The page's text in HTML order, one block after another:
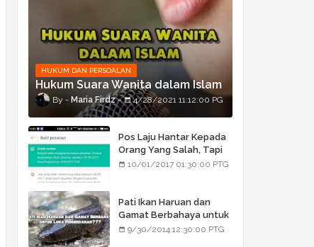
HUKUM DAN PERSOALAN
Hukum Suara Wanita dalam Islam
Maria Firdz 4/28/2021 11:12:00 PG
Pos Laju Hantar Kepada
Orang Yang Salah, Tapi
Orang Tu Pula Terima
10/01/2017 01:30:00 PTG
Pati Ikan Haruan dan
Gamat Berbahaya untuk
Luka Pembedahan???
9/30/2014 12:30:00 PTG